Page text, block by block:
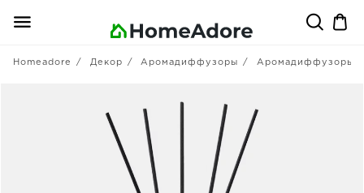
Homeadore Декор Аромадиффузоры Аромадиффузоры с